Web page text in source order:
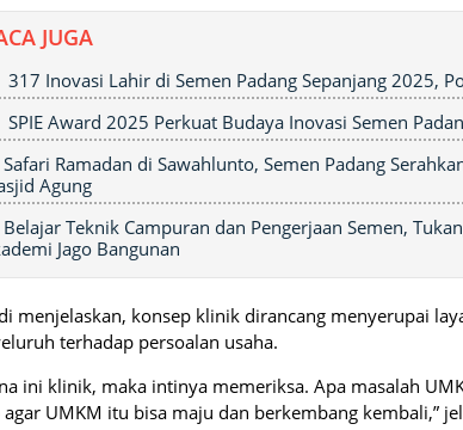
JUGA
317 Inovasi Lahir di Semen Padang Sepanjang 2025,
SPIE Award 2025 Perkuat Budaya Inovasi Semen
Safari Ramadan di Sawahlunto, Semen Padang
Agung
Belajar Teknik Campuran dan Pengerjaan Semen,
Jago Bangunan
menjelaskan, konsep klinik dirancang menyerupai
terhadap persoalan usaha.
ini klinik, maka intinya memeriksa. Apa masalah
agar UMKM itu bisa maju dan berkembang kembali,”